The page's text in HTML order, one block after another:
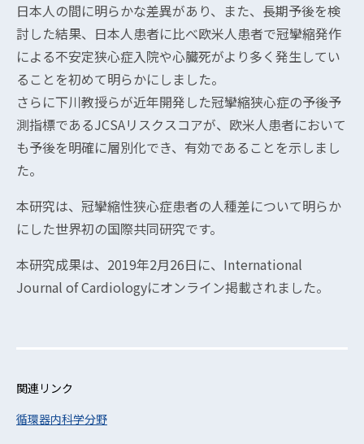
日本人の間に明らかな差異があり、また、長期予後を検
討した結果、日本人患者に比べ欧米人患者で冠攣縮発作
による不安定狭心症入院や心臓死がより多く発生してい
ることを初めて明らかにしました。
さらに下川教授らが近年開発した冠攣縮狭心症の予後予
測指標であるJCSAリスクスコアが、欧米人患者において
も予後を明確に層別化でき、有効であることを示しまし
た。
本研究は、冠攣縮性狭心症患者の人種差について明らか
にした世界初の国際共同研究です。
本研究成果は、2019年2月26日に、International
Journal of Cardiologyにオンライン掲載されました。
関連リンク
循環器内科学分野